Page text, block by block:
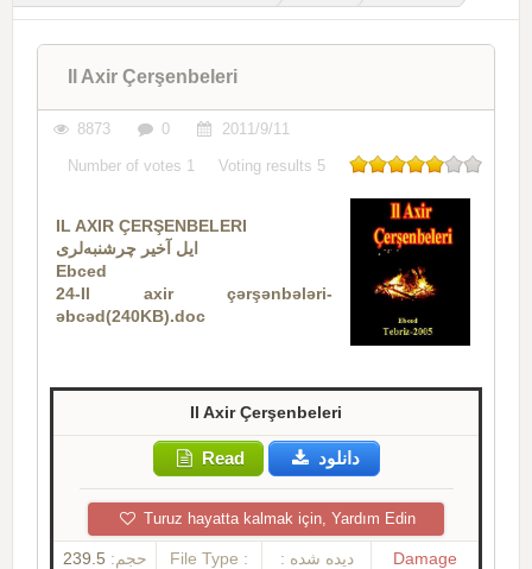
Il Axir Çerşenbeleri
8873 0 2011/9/11
Number of votes 1 Voting results 5
IL AXIR ÇERŞENBELERI
ایل آخیر چرشنبه‌لری
Ebced
24-Il axir çərşənbələri-
əbcəd(240KB).doc
Il Axir Çerşenbeleri
Read دانلود
Turuz hayatta kalmak için, Yardım Edin
حجم: 239.5
File Type :
دیده شده :
Damage